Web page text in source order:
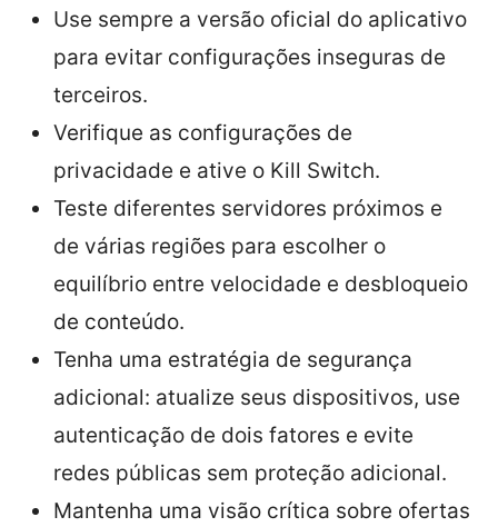
Use sempre a versão oficial do aplicativo
para evitar configurações inseguras de
terceiros.
Verifique as configurações de
privacidade e ative o Kill Switch.
Teste diferentes servidores próximos e
de várias regiões para escolher o
equilíbrio entre velocidade e desbloqueio
de conteúdo.
Tenha uma estratégia de segurança
adicional: atualize seus dispositivos, use
autenticação de dois fatores e evite
redes públicas sem proteção adicional.
Mantenha uma visão crítica sobre ofertas